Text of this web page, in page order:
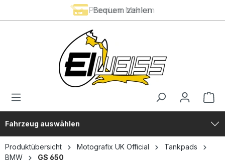
Premium Marken
Bequem zahlen
Fahrzeug auswählen
Produktübersicht Motografix UK Official
Tankpads
BMW
GS 650